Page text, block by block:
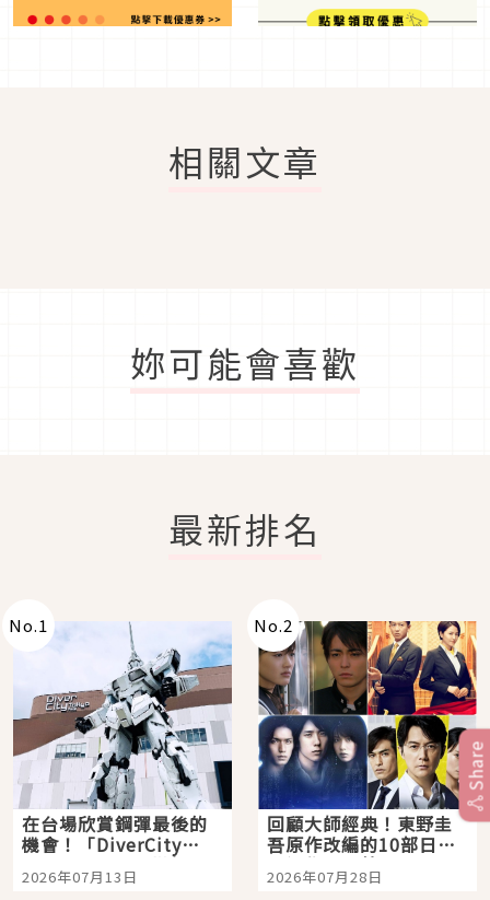
相關文章
妳可能會喜歡
最新排名
No.1
在台場欣賞鋼彈最後的
機會！「DiverCity
Tokyo Plaza」搭船、
購物、美食及夜景，一
2026年07月13日
No.2
回顧大師經典！東野圭
吾原作改編的10部日本
影視作品推薦
2026年07月28日
Share